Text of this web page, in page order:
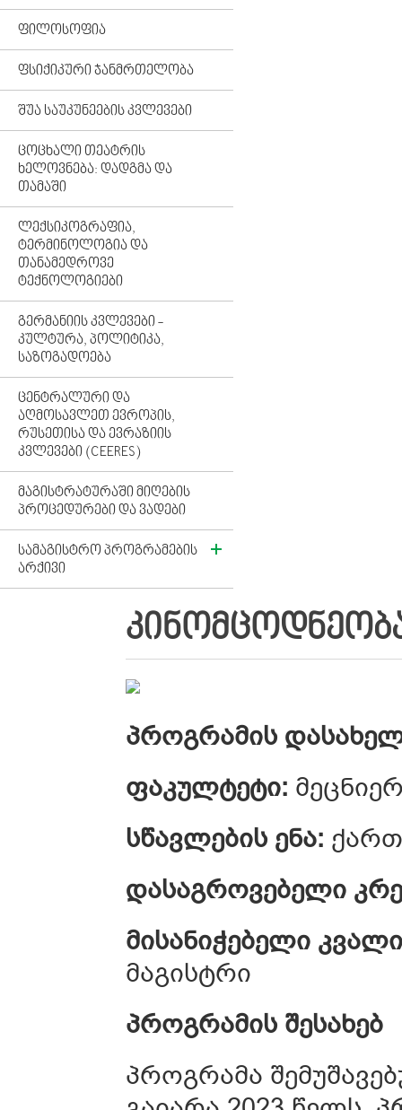
ᲤᲘᲚᲝᲡᲝᲤᲘᲐ
ᲤᲡᲘᲥᲘᲙᲣᲠᲘ ᲯᲐᲜᲛᲠᲗᲔᲚᲝᲑᲐ
ᲨᲣᲐ ᲡᲐᲣᲙᲣᲜᲔᲔᲑᲘᲡ ᲙᲕᲚᲔᲕᲔᲑᲘ
ᲪᲝᲪᲮᲐᲚᲘ ᲗᲔᲐᲢᲠᲘᲡ
ᲮᲔᲚᲝᲕᲜᲔᲑᲐ: ᲓᲐᲓᲒᲛᲐ ᲓᲐ
ᲗᲐᲛᲐᲨᲘ
ᲚᲔᲥᲡᲘᲙᲝᲒᲠᲐᲤᲘᲐ,
ᲢᲔᲠᲛᲘᲜᲝᲚᲝᲒᲘᲐ ᲓᲐ
ᲗᲐᲜᲐᲛᲔᲓᲠᲝᲕᲔ
ᲢᲔᲥᲜᲝᲚᲝᲒᲘᲔᲑᲘ
ᲒᲔᲠᲛᲐᲜᲘᲘᲡ ᲙᲕᲚᲔᲕᲔᲑᲘ -
ᲙᲣᲚᲢᲣᲠᲐ, ᲞᲝᲚᲘᲢᲘᲙᲐ,
ᲡᲐᲖᲝᲒᲐᲓᲝᲔᲑᲐ
ᲪᲔᲜᲢᲠᲐᲚᲣᲠᲘ ᲓᲐ
ᲐᲦᲛᲝᲡᲐᲕᲚᲔᲗ ᲔᲕᲠᲝᲞᲘᲡ,
ᲠᲣᲡᲔᲗᲘᲡᲐ ᲓᲐ ᲔᲕᲠᲐᲖᲘᲘᲡ
ᲙᲕᲚᲔᲕᲔᲑᲘ (CEERES)
ᲛᲐᲒᲘᲡᲢᲠᲐᲢᲣᲠᲐᲨᲘ ᲛᲘᲦᲔᲑᲘᲡ
ᲞᲠᲝᲪᲔᲓᲣᲠᲔᲑᲘ ᲓᲐ ᲕᲐᲓᲔᲑᲘ
ᲡᲐᲛᲐᲒᲘᲡᲢᲠᲝ ᲞᲠᲝᲒᲠᲐᲛᲔᲑᲘᲡ
ᲐᲠᲥᲘᲕᲘ
პროგრამის
ფაკულტეტი:
სწავლების ენა:
დასაგროვებელი
მისანიჭებელი
მაგისტრი
პროგრამის შესახებ
პროგრამა